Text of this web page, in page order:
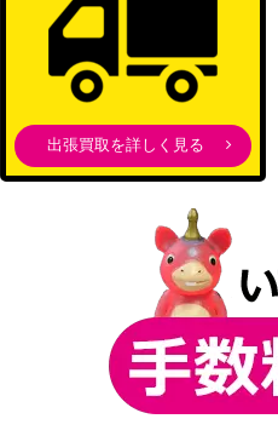
出張買取を詳しく見る